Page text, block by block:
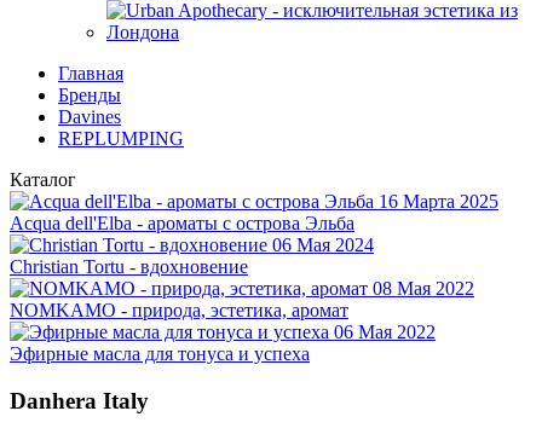
Главная
Бренды
Davines
REPLUMPING
Каталог
16 Марта 2025
Acqua dell'Elba - ароматы с острова Эльба
06 Мая 2024
Christian Tortu - вдохновение
08 Мая 2022
NOMKAMO - природа, эстетика, аромат
06 Мая 2022
Эфирные масла для тонуса и успеха
Danhera Italy